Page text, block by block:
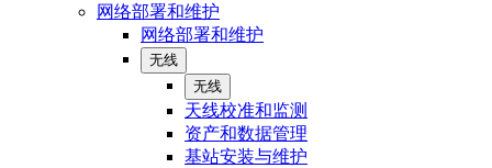
网络部署和维护
网络部署和维护
无线
无线
天线校准和监测
资产和数据管理
基站安装与维护